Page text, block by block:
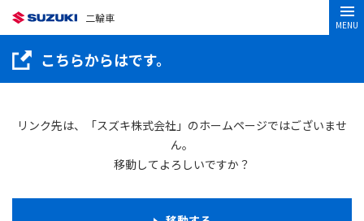
二輪車
MENU
こちらからはです。
リンク先は、「スズキ株式会社」のホームページではございませ
ん。
移動してよろしいですか？